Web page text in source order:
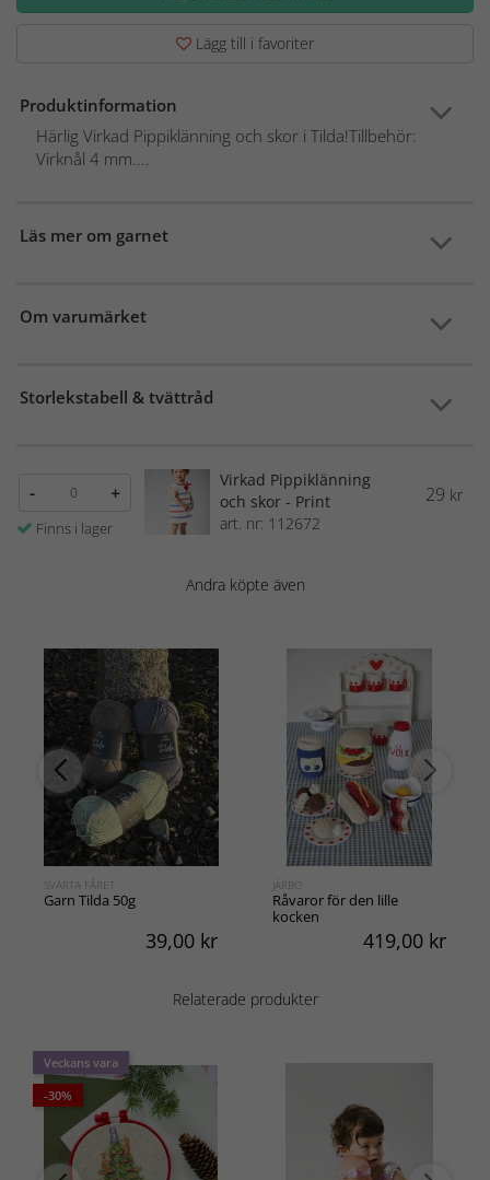
Lägg till i favoriter
Produktinformation
Härlig Virkad Pippiklänning och skor i Tilda!Tillbehör:
Virknål 4 mm....
Läs mer om garnet
Om varumärket
Storlekstabell & tvättråd
- +
Finns i lager
Virkad Pippiklänning
och skor - Print
art. nr: 112672
29 kr
Andra köpte även
SVARTA FÅRET
Garn Tilda 50g
39,00 kr
JÄRBO
Råvaror för den lille
kocken
419,00 kr
Relaterade produkter
Veckans vara
-30%